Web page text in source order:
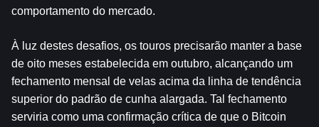
comportamento do mercado.
À luz destes desafios, os touros precisarão manter a base
de oito meses estabelecida em outubro, alcançando um
fechamento mensal de velas acima da linha de tendência
superior do padrão de cunha alargada. Tal fechamento
serviria como uma confirmação crítica de que o Bitcoin